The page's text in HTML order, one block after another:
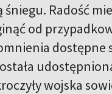
Radość
od
dostępne
wojska